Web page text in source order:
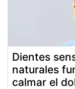
Dientes
naturales
calmar el